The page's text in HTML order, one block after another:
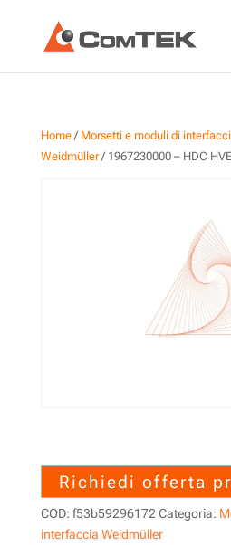
Home/ Morsetti e moduli di
Weidmüller/ 1967230000 – HDC
Richiedi offerta
COD: f53b59296172 Categoria:
interfaccia Weidmüller